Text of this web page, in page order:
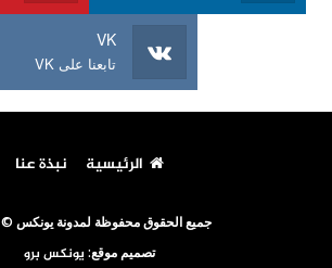
VK
تابعنا على VK
الرئيسية نبذة عنا
جميع الحقوق محفوظة لمدونة يونكس © 2026
تصميم موقع: يونكس برو